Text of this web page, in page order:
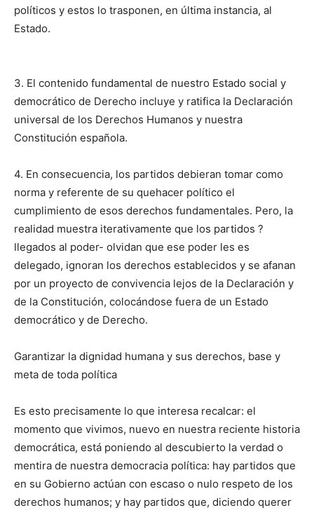
políticos y estos lo trasponen, en última instancia, al
Estado.
3. El contenido fundamental de nuestro Estado social y
democrático de Derecho incluye y ratifica la Declaración
universal de los Derechos Humanos y nuestra
Constitución española.
4. En consecuencia, los partidos debieran tomar como
norma y referente de su quehacer político el
cumplimiento de esos derechos fundamentales. Pero, la
realidad muestra iterativamente que los partidos ?
llegados al poder- olvidan que ese poder les es
delegado, ignoran los derechos establecidos y se afanan
por un proyecto de convivencia lejos de la Declaración y
de la Constitución, colocándose fuera de un Estado
democrático y de Derecho.
Garantizar la dignidad humana y sus derechos, base y
meta de toda política
Es esto precisamente lo que interesa recalcar: el
momento que vivimos, nuevo en nuestra reciente historia
democrática, está poniendo al descubierto la verdad o
mentira de nuestra democracia política: hay partidos que
en su Gobierno actúan con escaso o nulo respeto de los
derechos humanos; y hay partidos que, diciendo querer